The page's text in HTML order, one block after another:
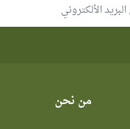
من نحن